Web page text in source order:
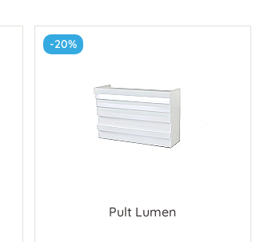
-20%
Pult Lumen